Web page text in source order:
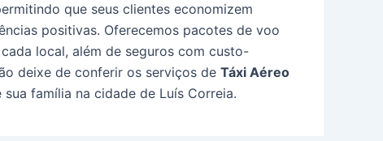
que seus clientes economizem
positivas. Oferecemos pacotes de voo
local, além de seguros com custo-
deixe de conferir os serviços de Táxi Aéreo
família na cidade de Luís Correia.